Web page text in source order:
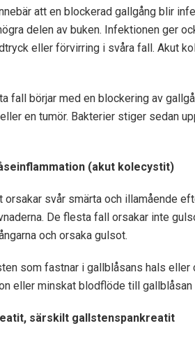
att en blockerad gallgång blir
delen av buken. Infektionen ger
eller förvirring i svåra fall. Akut
fall börjar med en blockering av
en tumör. Bakterier stiger sedan
(akut kolecystit)
svår smärta och illamående
De flesta fall orsakar inte
och orsaka gulsot.
som fastnar i gallblåsans hals
eller minskat blodflöde till gallblåsan
särskilt gallstenspankreatit